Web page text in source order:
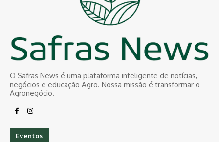
O Safras News é uma plataforma inteligente de notícias,
negócios e educação Agro. Nossa missão é transformar o
Agronegócio.
Eventos